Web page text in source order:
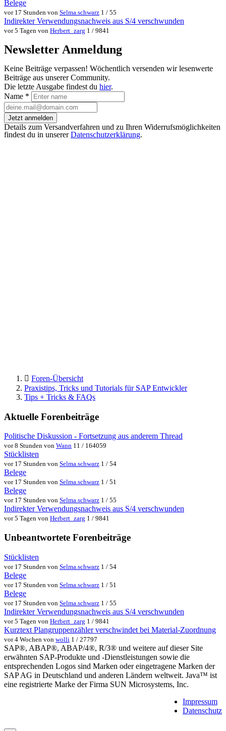
Belege
vor 17 Stunden von Selma.schwarz 1 / 55
Indirekter Verwendungsnachweis aus S/4 verschwunden
vor 5 Tagen von Herbert_zarg 1 / 9841
Newsletter Anmeldung
Keine Beiträge verpassen! Wöchentlich versenden wir lesenwerte
Beiträge aus unserer Community.
Die letzte Ausgabe findest du hier.
Name *
Jetzt anmelden
Details zum Versandverfahren und zu Ihren Widerrufsmöglichkeiten
findest du in unsererDatenschutzerklärung.
Foren-Übersicht
Praxistips, Tricks und Tutorials für SAP Entwickler
Tips + Tricks & FAQs
Aktuelle Forenbeiträge
Politische Diskussion - Fortsetzung aus anderem Thread
vor 8 Stunden von Wann 11 / 164059
Stücklisten
vor 17 Stunden von Selma.schwarz 1 / 54
Belege
vor 17 Stunden von Selma.schwarz 1 / 51
Belege
vor 17 Stunden von Selma.schwarz 1 / 55
Indirekter Verwendungsnachweis aus S/4 verschwunden
vor 5 Tagen von Herbert_zarg 1 / 9841
Unbeantwortete Forenbeiträge
Stücklisten
vor 17 Stunden von Selma.schwarz 1 / 54
Belege
vor 17 Stunden von Selma.schwarz 1 / 51
Belege
vor 17 Stunden von Selma.schwarz 1 / 55
Indirekter Verwendungsnachweis aus S/4 verschwunden
vor 5 Tagen von Herbert_zarg 1 / 9841
Kurztext Plangruppenzähler verschwindet bei Material-Zuordnung
vor 4 Wochen von wolli 1 / 27797
SAP®, ABAP®, ABAP/4®, R/3® und weitere auf dieser Site
erwähnten SAP-Produkte und -Dienstleistungen sowie die
entsprechenden Logos sind Marken oder eingetragene Marken der
SAP AG in Deutschland und anderen Ländern weltweit. Java™ ist
eine registrierte Marke der Firma SUN Microsystems, Inc.
Impressum
Datenschutz